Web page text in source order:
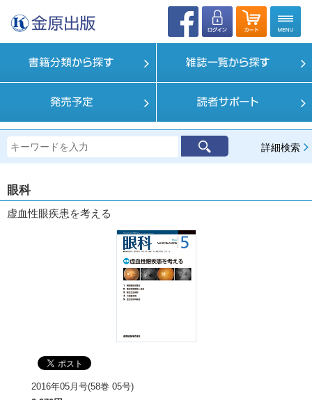
詳細検索
眼科
虚血性眼疾患を考える
2016年05月号(58巻 05号)